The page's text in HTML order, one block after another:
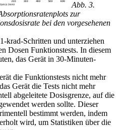
Abb. 3.
zur
bei den vorgesehenen
krad-Schritten und unterziehen
Dosen Funktionstests. In diesem
das Gerät in 30-Minuten-
die Funktionstests nicht mehr
Gerät die Tests nicht mehr
abgeleitete Dosisgrenze, auf die
werden sollte. Dieser
bestimmt werden, indem
wird, um Statistiken über die